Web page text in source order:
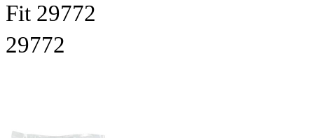
Fit 29772
29772